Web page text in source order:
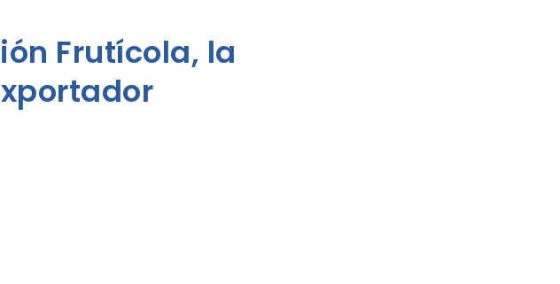
Frutícola, la